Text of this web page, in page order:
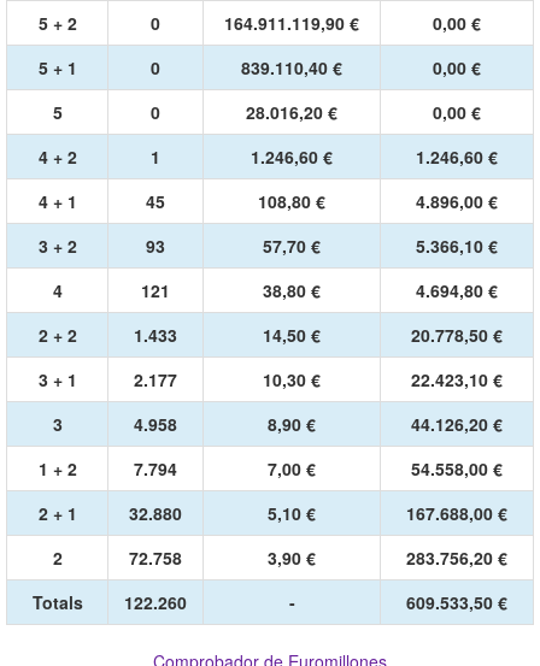
5 + 2
0 164.911.119,90 €
0,00 €
5 + 1
0 839.110,40 €
0,00 €
5
0 28.016,20 €
0,00 €
4 + 2
1 1.246,60 €
1.246,60 €
4 + 1
45 108,80 €
4.896,00 €
3 + 2
93 57,70 €
5.366,10 €
4
121 38,80 €
4.694,80 €
2 + 2
1.433 14,50 €
20.778,50 €
3 + 1
2.177 10,30 €
22.423,10 €
3
4.958 8,90 €
44.126,20 €
1 + 2
7.794 7,00 €
54.558,00 €
2 + 1
32.880 5,10 €
167.688,00 €
2
72.758 3,90 €
283.756,20 €
Totals
122.260 - 609.533,50 €